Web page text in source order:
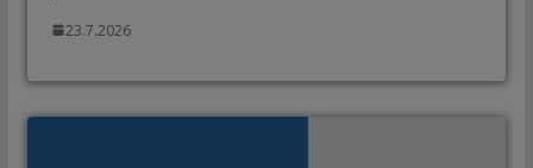
23.7.2026